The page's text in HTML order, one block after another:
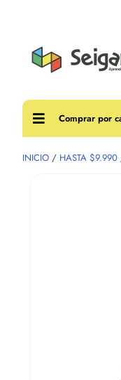
Comprar por
INICIO / HASTA $9.990